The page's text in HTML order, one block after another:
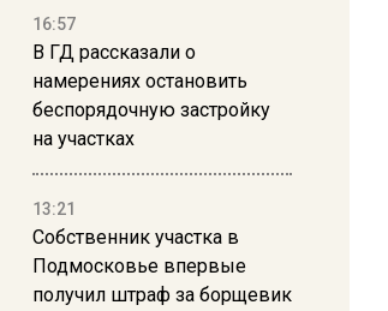
16:57
В ГД рассказали о
намерениях остановить
беспорядочную застройку
на участках
13:21
Собственник участка в
Подмосковье впервые
получил штраф за борщевик